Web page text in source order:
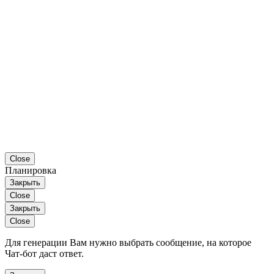
Close
Планировка
Закрыть
Close
Закрыть
Close
Для генерации Вам нужно выбрать сообщение, на которое
Чат-бот даст ответ.